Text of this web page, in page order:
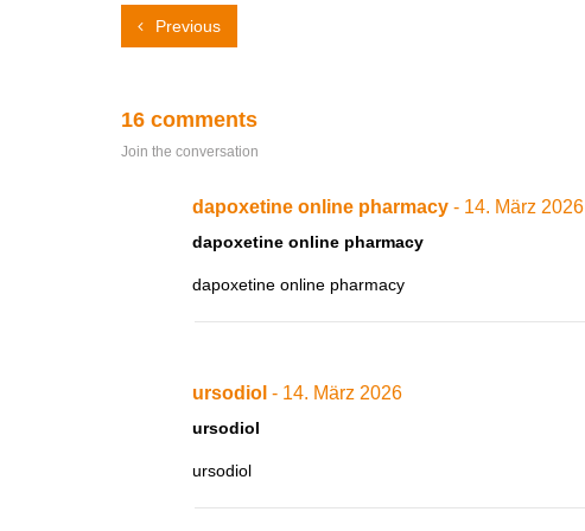
Previous
16 comments
Join the conversation
dapoxetine online pharmacy - 14. März 2026
dapoxetine online pharmacy
dapoxetine online pharmacy
ursodiol - 14. März 2026
ursodiol
ursodiol